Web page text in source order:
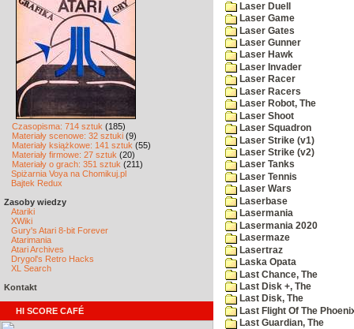
Czasopisma: 714 sztuk (185)
Materiały scenowe: 32 sztuki (9)
Materiały książkowe: 141 sztuk (55)
Materiały firmowe: 27 sztuk (20)
Materiały o grach: 351 sztuk (211)
Spiżarnia Voya na Chomikuj.pl
Bajtek Redux
Zasoby wiedzy
Atariki
XWiki
Gury's Atari 8-bit Forever
Atarimania
Atari Archives
Drygol's Retro Hacks
XL Search
Kontakt
HI SCORE CAFÉ
Laser Duell
Laser Game
Laser Gates
Laser Gunner
Laser Hawk
Laser Invader
Laser Racer
Laser Racers
Laser Robot, The
Laser Shoot
Laser Squadron
Laser Strike (v1)
Laser Strike (v2)
Laser Tanks
Laser Tennis
Laser Wars
Laserbase
Lasermania
Lasermania 2020
Lasermaze
Lasertraz
Laska Opata
Last Chance, The
Last Disk +, The
Last Disk, The
Last Flight Of The
Last Guardian, The